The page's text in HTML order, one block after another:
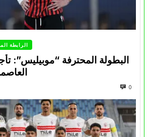
الرابطة
البطولة المحترفة “موبيليس”:
0